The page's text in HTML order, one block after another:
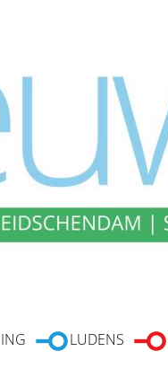
LUDENS